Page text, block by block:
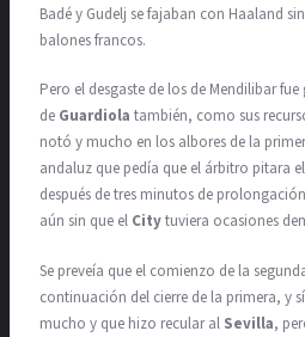
Badé y Gudelj se fajaban con Haaland
balones francos.
Pero el desgaste de los de Mendilibar fue
de Guardiola también, como sus
notó y mucho en los albores de la
andaluz que pedía que el árbitro pitara
después de tres minutos de prolongación
aún sin que el Citytuviera ocasiones
Se preveía que el comienzo de la
continuación del cierre de la primera, y
mucho y que hizo recular al Sevilla,